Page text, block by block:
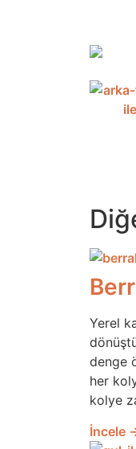
Yerel
denge
her
kolye
İncele